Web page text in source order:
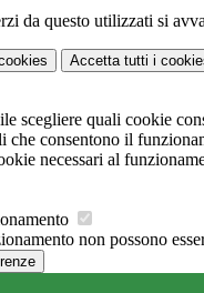
da questo utilizzati si
Accetta tutti i
scegliere quali cookie
che consentono il
necessari al
non possono